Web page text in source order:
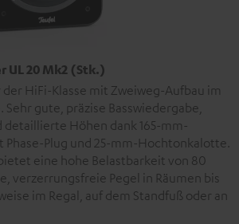
UL 20 Mk2 (Stk.)
HiFi-Klasse mit Zweiweg-Aufbau im
Sehr gute, präzise Basswiedergabe,
Höhen dank 165-mm-
Plug und 25-mm-Hochtonkalotte.
eine hohe Belastbarkeit von 80
verzerrungsfreie Pegel in Räumen bis
im Regal, auf dem Standfuß oder an